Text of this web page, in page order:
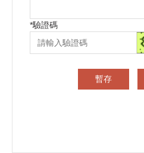
*驗證碼
暫存